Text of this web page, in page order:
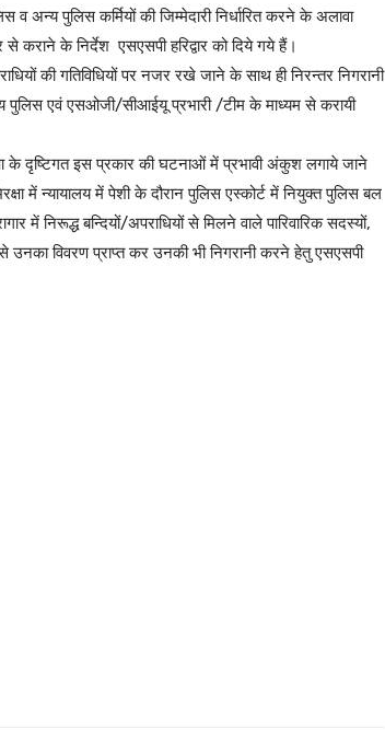
अन्य पुलिस कर्मियों की जिम्मेदारी निर्धारित करने के अलावा
कराने के निर्देश एसएसपी हरिद्वार को दिये गये हैं।
की गतिविधियों पर नजर रखे जाने के साथ ही निरन्तर निगरानी
पुलिस एवं एसओजी/सीआईयू प्रभारी /टीम के माध्यम से करायी
के दृष्टिगत इस प्रकार की घटनाओं में प्रभावी अंकुश लगाये जाने
में न्यायालय में पेशी के दौरान पुलिस एस्कोर्ट में नियुक्त पुलिस बल
में निरूद्ध बन्दियों/अपराधियों से मिलने वाले पारिवारिक सदस्यों,
विवरण प्राप्त कर उनकी भी निगरानी करने हेतु एसएसपी